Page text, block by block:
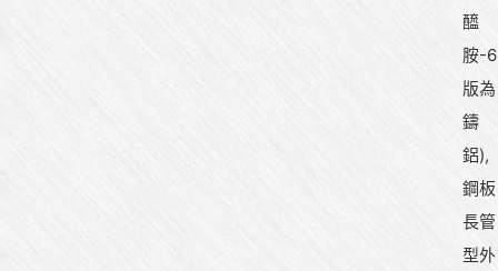
醯
胺-
版為
鑄
鋁),
鋼板
長管
型外